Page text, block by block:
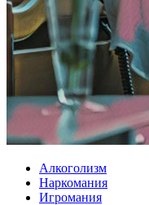
Алкоголизм
Наркомания
Игромания